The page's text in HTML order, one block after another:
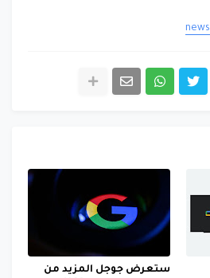
news
ستعرض جوجل المزيد من